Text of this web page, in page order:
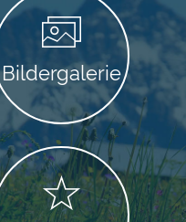
Bildergalerie